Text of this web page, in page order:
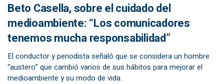
Beto Casella, sobre el cuidado del
medioambiente: “Los comunicadores
tenemos mucha responsabilidad”
El conductor y periodista señaló que se considera un hombre
“austero” que cambió varios de sus hábitos para mejorar el
medioambiente y su modo de vida.